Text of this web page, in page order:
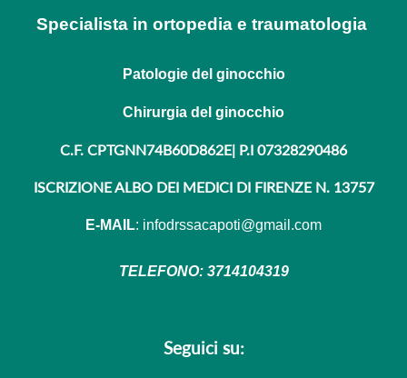
Specialista in ortopedia e traumatologia
Patologie del ginocchio
Chirurgia del ginocchio
C.F. CPTGNN74B60D862E| P.I 07328290486
ISCRIZIONE ALBO DEI MEDICI DI FIRENZE N. 13757
E-MAIL: infodrssacapoti@gmail.com
TELEFONO: 3714104319
Seguici su: